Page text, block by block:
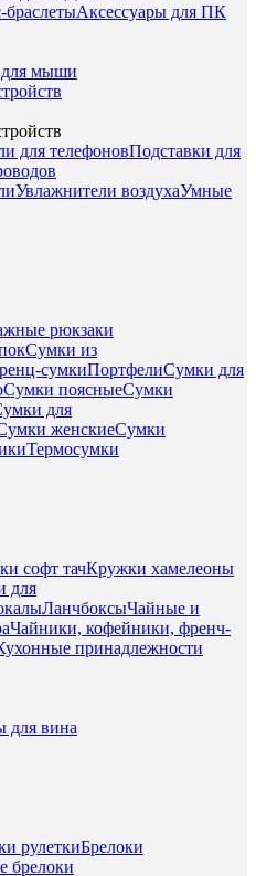
Аксессуары для ПК
мыши
для телефоновПодставки для
Увлажнители воздухаУмные
рюкзаки
Сумки из
сумкиПортфелиСумки для
Сумки поясныеСумки
для
женскиеСумки
Термосумки
софт тачКружки хамелеоны
для
ЛанчбоксыЧайные и
Чайники, кофейники, френч-
принадлежности
для вина
рулеткиБрелоки
брелоки